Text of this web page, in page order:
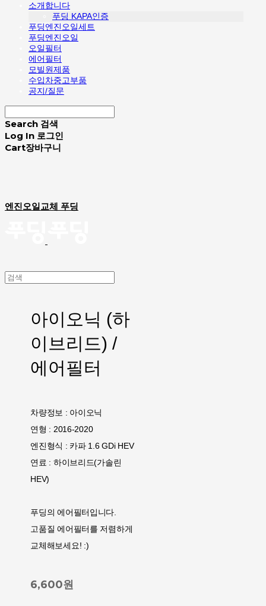
소개합니다
푸딩 KAPA인증
푸딩엔진오일세트
푸딩엔진오일
오일필터
에어필터
모빌원제품
수입차중고부품
공지/질문
Search 검색
Log In 로그인
Cart장바구니
엔진오일교체 푸딩
아이오닉 (하
이브리드) /
에어필터
차량정보 : 아이오닉
연형 : 2016-2020
엔진형식 : 카파 1.6 GDi HEV
연료 : 하이브리드(가솔린
HEV)
푸딩의 에어필터입니다.
고품질 에어필터를 저렴하게
교체해보세요! :)
6,600원